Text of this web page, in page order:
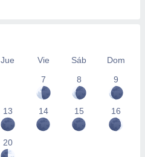
Jue Vie Sáb
Dom
7
8 9
13 14 15 16
20